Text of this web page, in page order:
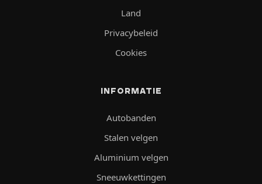
Land
Privacybeleid
Cookies
INFORMATIE
Autobanden
Stalen velgen
Aluminium velgen
Sneeuwkettingen